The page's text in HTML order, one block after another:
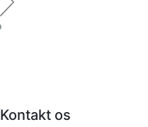
Kontakt os